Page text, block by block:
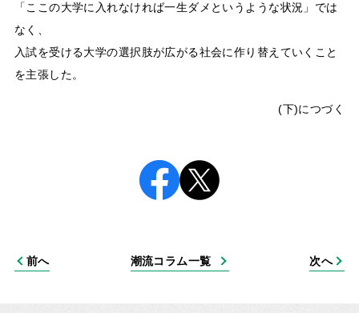
「ここの大学に入れなければ一生ダメというような状況」では
なく、
入試を受ける大学の選択肢が広がる社会に作り替えていくこと
を主張した。
(下)につづく
前へ 潮流コラム一覧 次へ